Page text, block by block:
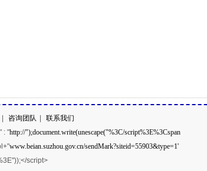
咨询团队
联系我们
: "http://");document.write(unescape("%3C/script%3E%3Cspan
www.beian.suzhou.gov.cn/sendMark?siteid=55903&type=1'
script>